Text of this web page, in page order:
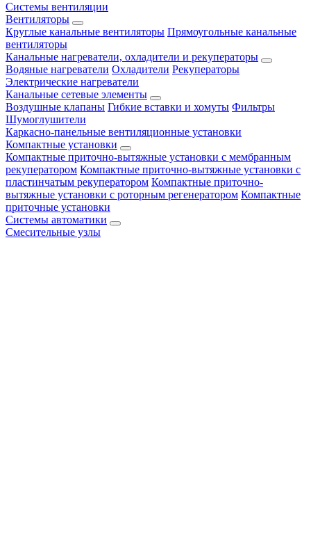
Системы вентиляции
Вентиляторы
Круглые канальные вентиляторы Прямоугольные канальные
вентиляторы
Канальные нагреватели, охладители и рекуператоры
Водяные нагреватели Охладители Рекуператоры
Электрические нагреватели
Канальные сетевые элементы
Воздушные клапаны Гибкие вставки и хомуты Фильтры
Шумоглушители
Каркасно-панельные вентиляционные установки
Компактные установки
Компактные приточно-вытяжные установки с мембранным
рекуператором Компактные приточно-вытяжные установки с
пластинчатым рекуператором Компактные приточно-
вытяжные установки с роторным регенератором Компактные
приточные установки
Системы автоматики
Смесительные узлы